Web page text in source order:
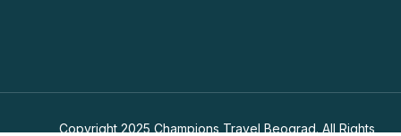
Copyright 2025 Champions Travel Beograd. All Rights